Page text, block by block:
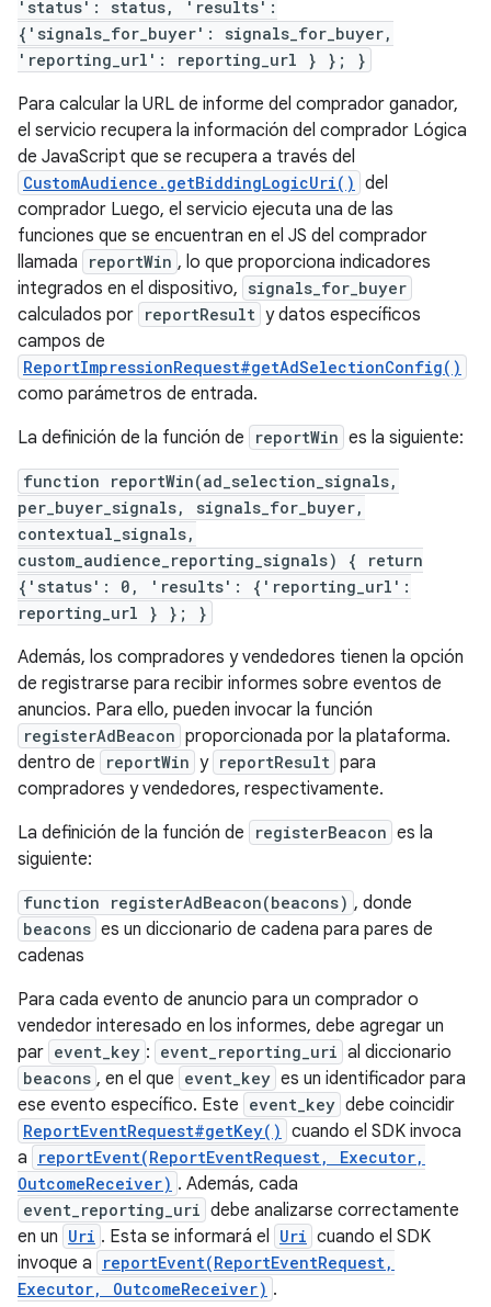
'status': status, 'results':
{'signals_for_buyer': signals_for_buyer,
'reporting_url': reporting_url } }; }
Para calcular la URL de informe del comprador ganador,
el servicio recupera la información del comprador Lógica
de JavaScript que se recupera a través del
CustomAudience.getBiddingLogicUri() del
comprador Luego, el servicio ejecuta una de las
funciones que se encuentran en el JS del comprador
llamada
reportWin , lo que proporciona indicadores
integrados en el dispositivo, signals_for_buyer
calculados por reportResult y datos específicos
campos de
ReportImpressionRequest#getAdSelectionConfig()
como parámetros de entrada.
La definición de la función de
reportWin es la siguiente:
function reportWin(ad_selection_signals,
per_buyer_signals, signals_for_buyer,
contextual_signals,
custom_audience_reporting_signals) { return
{'status': 0, 'results': {'reporting_url':
reporting_url } }; }
Además, los compradores y vendedores tienen la opción
de registrarse para recibir informes sobre eventos de
anuncios. Para ello, pueden invocar la función
registerAdBeacon proporcionada por la plataforma.
dentro de
reportWin y reportResult para
compradores y vendedores, respectivamente.
La definición de la función de
registerBeacon es la
siguiente:
function registerAdBeacon(beacons) , donde
beacons es un diccionario de cadena para pares de
cadenas
Para cada evento de anuncio para un comprador o
vendedor interesado en los informes, debe agregar un
par event_key : event_reporting_uri al diccionario
beacons , en el que event_key es un identificador para
ese evento específico. Este event_key debe coincidir
ReportEventRequest#getKey() cuando el SDK invoca
a
reportEvent(ReportEventRequest, Executor,
OutcomeReceiver) . Además, cada
event_reporting_uri debe analizarse correctamente
en un Uri . Esta se informará el Uri cuando el SDK
invoque a
reportEvent(ReportEventRequest,
Executor, OutcomeReceiver) .